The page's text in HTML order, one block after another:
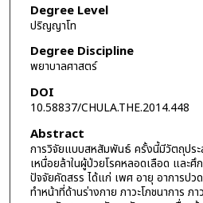
Degree Level
ปริญญาโท
Degree Discipline
พยาบาลศาสตร์
DOI
10.58837/CHULA.THE.2014.448
Abstract
การวิจัยแบบสหสัมพันธ์ ครั้งนี้มีวัตถุประ
เหนื่อยล้าในผู้ป่วยโรคหลอดเลือด และ
ปัจจัยคัดสรร ได้แก่ เพศ อายุ อาการป
ทำหน้าที่ด้านร่างกาย ภาวะโภชนาการ ภ